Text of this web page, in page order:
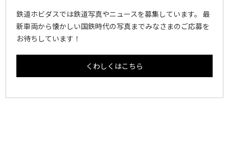
鉄道ホビダスでは鉄道写真やニュースを募集しています。 最
新車両から懐かしい国鉄時代の写真までみなさまのご応募を
お待ちしています！
くわしくはこちら